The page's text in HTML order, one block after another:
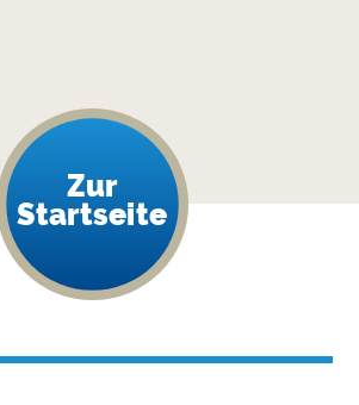
Zur
Startseite